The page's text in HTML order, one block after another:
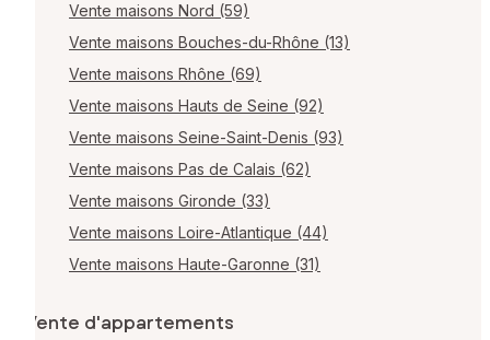
Vente maisons Nord (59)
Vente maisons Bouches-du-Rhône (13)
Vente maisons Rhône (69)
Vente maisons Hauts de Seine (92)
Vente maisons Seine-Saint-Denis (93)
Vente maisons Pas de Calais (62)
Vente maisons Gironde (33)
Vente maisons Loire-Atlantique (44)
Vente maisons Haute-Garonne (31)
Vente d'appartements